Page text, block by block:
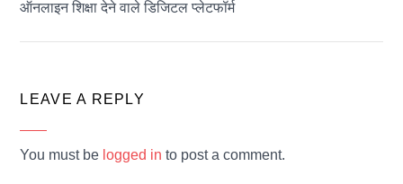
ऑनलाइन शिक्षा देने वाले डिजिटल प्लेटफॉर्म
LEAVE A REPLY
You must be logged in to post a comment.